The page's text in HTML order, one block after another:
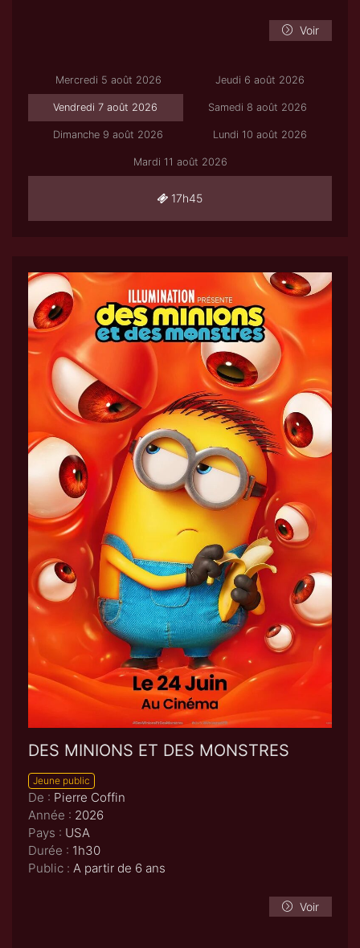
Voir
Mercredi 5 août 2026 Jeudi 6 août 2026
Vendredi 7 août 2026 Samedi 8 août 2026
Dimanche 9 août 2026 Lundi 10 août 2026
Mardi 11 août 2026
17h45
DES MINIONS ET DES MONSTRES
Jeune public
De : Pierre Coffin
Année : 2026
Pays : USA
Durée : 1h30
Public : A partir de 6 ans
Voir